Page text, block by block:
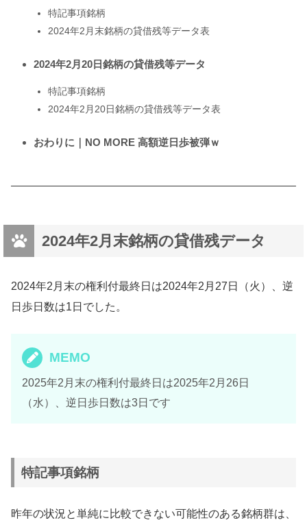
特記事項銘柄
2024年2月末銘柄の貸借残等データ表
2024年2月20日銘柄の貸借残等データ
特記事項銘柄
2024年2月20日銘柄の貸借残等データ表
おわりに｜NO MORE 高額逆日歩被弾ｗ
2024年2月末銘柄の貸借残データ
2024年2月末の権利付最終日は2024年2月27日（火）、逆
日歩日数は1日でした。
MEMO
2025年2月末の権利付最終日は2025年2月26日
（水）、逆日歩日数は3日です
特記事項銘柄
昨年の状況と単純に比較できない可能性のある銘柄群は、